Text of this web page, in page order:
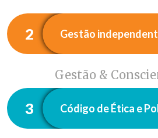
2 Gestão
Gestão &
3 Código de Ética e